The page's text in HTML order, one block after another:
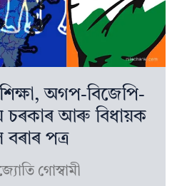
অগপ-বিজেপি-
চৰকাৰ আৰু বিধায়ক
পত্ৰ
গোস্বামী